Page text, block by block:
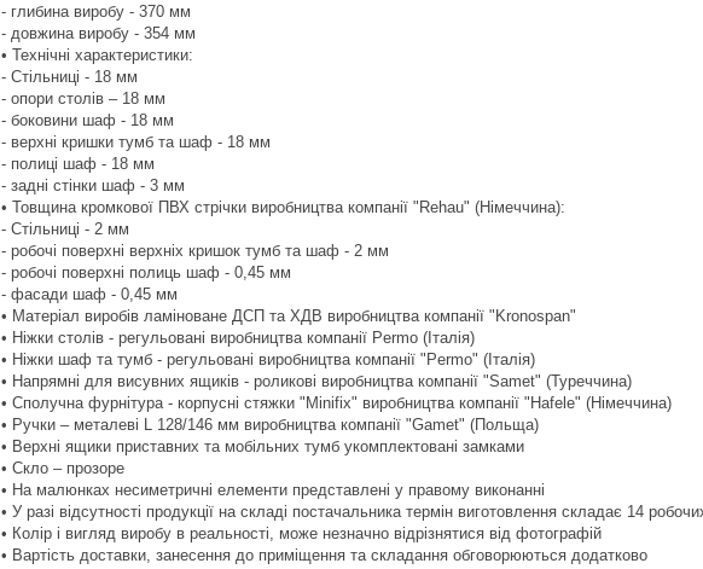
- глибина виробу - 370 мм
- довжина виробу - 354 мм
• Технічні характеристики:
- Стільниці - 18 мм
- опори столів – 18 мм
- боковини шаф - 18 мм
- верхні кришки тумб та шаф - 18 мм
- полиці шаф - 18 мм
- задні стінки шаф - 3 мм
• Товщина кромкової ПВХ стрічки виробництва компанії "Rehau" (Німеччина):
- Стільниці - 2 мм
- робочі поверхні верхніх кришок тумб та шаф - 2 мм
- робочі поверхні полиць шаф - 0,45 мм
- фасади шаф - 0,45 мм
• Матеріал виробів ламіноване ДСП та ХДВ виробництва компанії "Kronospan"
• Ніжки столів - регульовані виробництва компанії Permo (Італія)
• Ніжки шаф та тумб - регульовані виробництва компанії "Permo" (Італія)
• Напрямні для висувних ящиків - роликові виробництва компанії "Samet" (Туреччина)
• Сполучна фурнітура - корпусні стяжки "Minifix" виробництва компанії "Hafele" (Німеччина)
• Ручки – металеві L 128/146 мм виробництва компанії "Gamet" (Польща)
• Верхні ящики приставних та мобільних тумб укомплектовані замками
• Скло – прозоре
• На малюнках несиметричні елементи представлені у правому виконанні
• У разі відсутності продукції на складі постачальника термін виготовлення складає 14
• Колір і вигляд виробу в реальності, може незначно відрізнятися від фотографій
• Вартість доставки, занесення до приміщення та складання обговорюються додатково